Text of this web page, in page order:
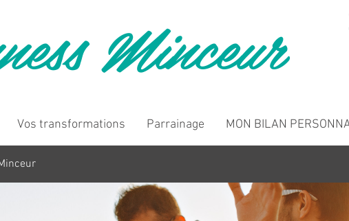
Minceur
Vos transformations Parrainage MON BILAN